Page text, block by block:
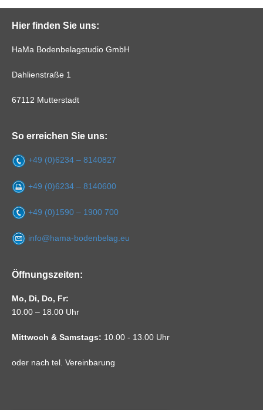
Hier finden Sie uns:
HaMa Bodenbelagstudio GmbH
Dahlienstraße 1
67112 Mutterstadt
So erreichen Sie uns:
+49 (0)6234 – 8140827
+49 (0)6234 – 8140600
+49 (0)1590 – 1900 700
info@hama-bodenbelag.eu
Öffnungszeiten:
Mo, Di, Do, Fr:
10.00 – 18.00 Uhr
Mittwoch & Samstags: 10.00 - 13.00 Uhr
oder nach tel. Vereinbarung